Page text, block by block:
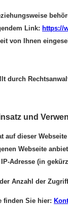
Link: https://
von Ihnen
durch
und
auf dieser
Webseite
Adresse (in
Anzahl der
finden Sie hier: